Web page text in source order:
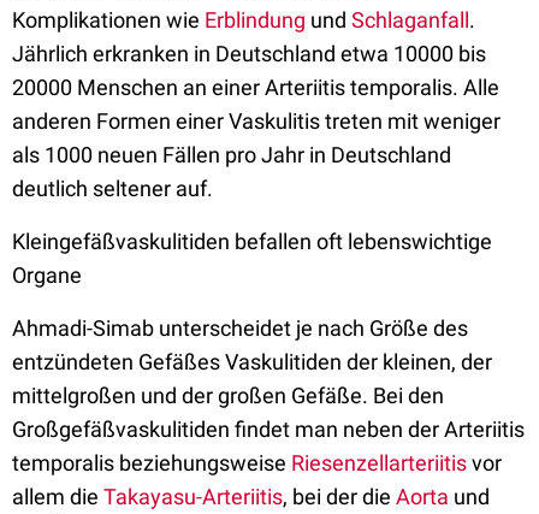
Komplikationen wie Erblindung und Schlaganfall.
Jährlich erkranken in Deutschland etwa 10000 bis
20000 Menschen an einer Arteriitis temporalis. Alle
anderen Formen einer Vaskulitis treten mit weniger
als 1000 neuen Fällen pro Jahr in Deutschland
deutlich seltener auf.
Kleingefäßvaskulitiden befallen oft lebenswichtige
Organe
Ahmadi-Simab unterscheidet je nach Größe des
entzündeten Gefäßes Vaskulitiden der kleinen, der
mittelgroßen und der großen Gefäße. Bei den
Großgefäßvaskulitiden findet man neben der Arteriitis
temporalis beziehungsweise Riesenzellarteriitisvor
allem die Takayasu-Arteriitis, bei der die Aorta und